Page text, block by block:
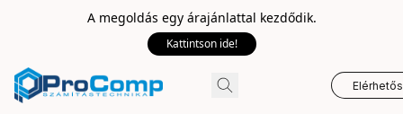
A megoldás egy árajánlattal kezdődik.
Kattintson ide!